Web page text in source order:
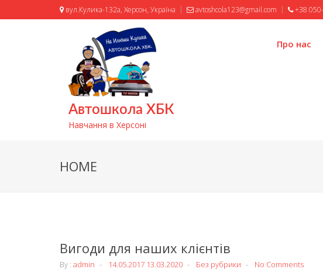
вул.Кулика-132а, Херсон, Україна avtoshcola123@gmail.com +38
Автошкола ХБК
Навчання в Херсоні
Про нас
HOME
Вигоди для наших клієнтів
By : admin 14.05.2017 13.03.2020 Без рубрики No Comments